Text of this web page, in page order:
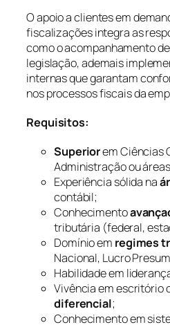
O apoio a clientes em
fiscalizações integra as
como o acompanhamento
legislação, ademais
internas que garantam
nos processos fiscais da
Requisitos:
Superiorem Ciências
Administração ou
Experiência sólida na
contábil;
Conhecimento
tributária (federal,
Domínio em regimes
Nacional, Lucro
Habilidade em
Vivência em escritório
diferencial;
Conhecimento em